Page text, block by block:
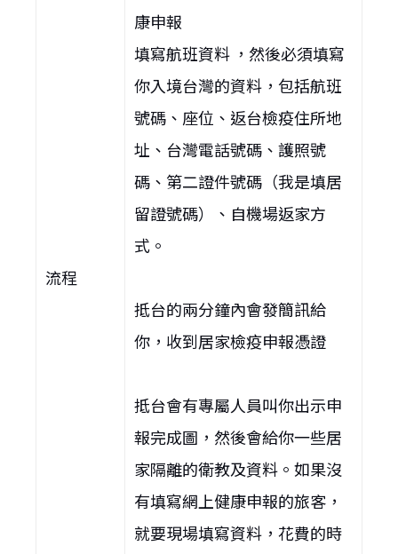
流程
康申報
填寫航班資料 ，然後必須填寫
你入境台灣的資料，包括航班
號碼、座位、返台檢疫住所地
址、台灣電話號碼、護照號
碼、第二證件號碼（我是填居
留證號碼）、自機場返家方
式。
抵台的兩分鐘內會發簡訊給
你，收到居家檢疫申報憑證
抵台會有專屬人員叫你出示申
報完成圖，然後會給你一些居
家隔離的衛教及資料。如果沒
有填寫網上健康申報的旅客，
就要現場填寫資料，花費的時